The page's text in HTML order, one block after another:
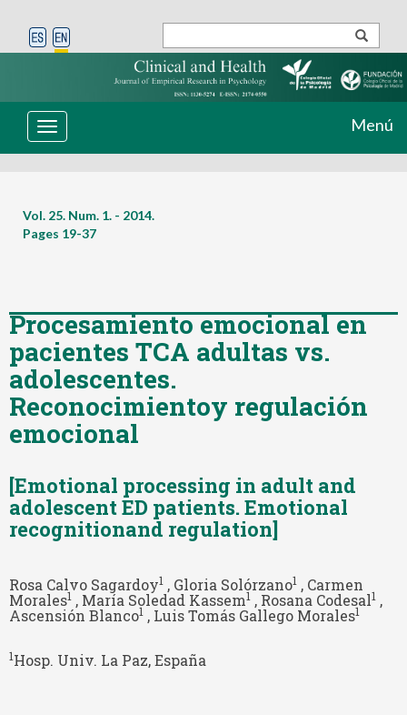
Toggle
navigation
Menú
Vol. 25. Num. 1. - 2014.
Pages 19-37
Procesamiento emocional en
pacientes TCA adultas vs.
adolescentes.
Reconocimientoy regulación
emocional
[Emotional processing in adult and
adolescent ED patients. Emotional
recognitionand regulation]
Rosa Calvo Sagardoy1 , Gloria Solórzano1 , Carmen
Morales1 , María Soledad Kassem1 , Rosana Codesal1 ,
Ascensión Blanco1 , Luis Tomás Gallego Morales1
1Hosp. Univ. La Paz, España